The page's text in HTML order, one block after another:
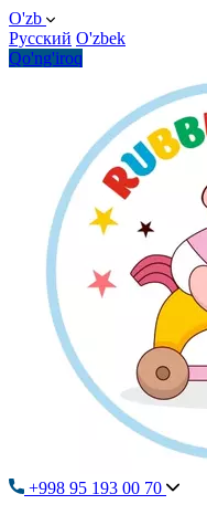
O'zb
Русский O'zbek
Qo'ng'iroq
+998 95 193 00 70